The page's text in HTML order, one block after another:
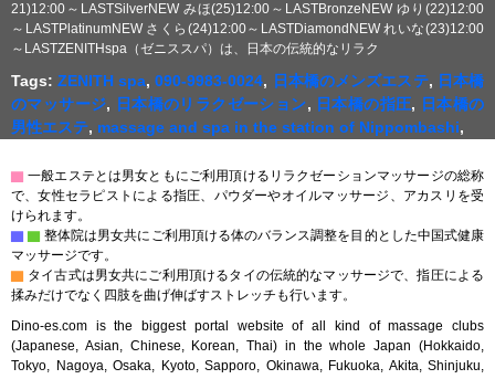
21)12:00～LASTSilverNEW みほ(25)12:00～LASTBronzeNEW ゆり(22)12:00
～LASTPlatinumNEW さくら(24)12:00～LASTDiamondNEW れいな(23)12:00
～LASTZENITHspa（ゼニススパ）は、日本の伝統的なリラク
Tags:ZENITH spa,090-9983-0024, 日本橋のメンズエステ, 日本橋
のマッサージ, 日本橋のリラクゼーション, 日本橋の指圧, 日本橋の
男性エステ, massage and spa in the station of Nippombashi,
▇ 一般エステとは男女ともにご利用頂けるリラクゼーションマッサージの総称
で、女性セラピストによる指圧、パウダーやオイルマッサージ、アカスリを受
けられます。
▇ ▇ 整体院は男女共にご利用頂ける体のバランス調整を目的とした中国式健康
マッサージです。
▇ タイ古式は男女共にご利用頂けるタイの伝統的なマッサージで、指圧による
揉みだけでなく四肢を曲げ伸ばすストレッチも行います。
Dino-es.com is the biggest portal website of all kind of massage clubs
(Japanese, Asian, Chinese, Korean, Thai) in the whole Japan (Hokkaido,
Tokyo, Nagoya, Osaka, Kyoto, Sapporo, Okinawa, Fukuoka, Akita, Shinjuku,